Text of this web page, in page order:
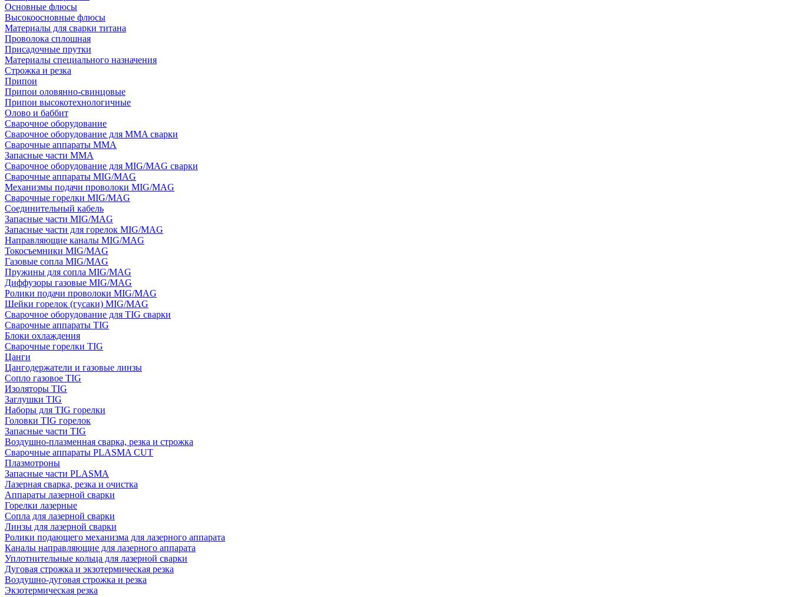
Основные флюсы
Высокоосновные флюсы
Материалы для сварки титана
Проволока сплошная
Присадочные прутки
Материалы специального назначения
Строжка и резка
Припои
Припои оловянно-свинцовые
Припои высокотехнологичные
Олово и баббит
Сварочное оборудование
Сварочное оборудование для MMA сварки
Сварочные аппараты MMA
Запасные части MMA
Сварочное оборудование для MIG/MAG сварки
Сварочные аппараты MIG/MAG
Механизмы подачи проволоки MIG/MAG
Сварочные горелки MIG/MAG
Соединительный кабель
Запасные части MIG/MAG
Запасные части для горелок MIG/MAG
Направляющие каналы MIG/MAG
Токосъемники MIG/MAG
Газовые сопла MIG/MAG
Пружины для сопла MIG/MAG
Диффузоры газовые MIG/MAG
Ролики подачи проволоки MIG/MAG
Шейки горелок (гусаки) MIG/MAG
Сварочное оборудование для TIG сварки
Сварочные аппараты TIG
Блоки охлаждения
Сварочные горелки TIG
Цанги
Цангодержатели и газовые линзы
Сопло газовое TIG
Изоляторы TIG
Заглушки TIG
Наборы для TIG горелки
Головки TIG горелок
Запасные части TIG
Воздушно-плазменная сварка, резка и строжка
Сварочные аппараты PLASMA CUT
Плазмотроны
Запасные части PLASMA
Лазерная сварка, резка и очистка
Аппараты лазерной сварки
Горелки лазерные
Сопла для лазерной сварки
Линзы для лазерной сварки
Ролики подающего механизма для лазерного аппарата
Каналы направляющие для лазерного аппарата
Уплотнительные кольца для лазерной сварки
Дуговая строжка и экзотермическая резка
Воздушно-дуговая строжка и резка
Экзотермическая резка